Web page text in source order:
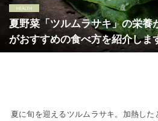
夏野菜「ツルムラサキ」の栄養
がおすすめの食べ方を紹介しま
夏に旬を迎えるツルムラサキ。加熱した